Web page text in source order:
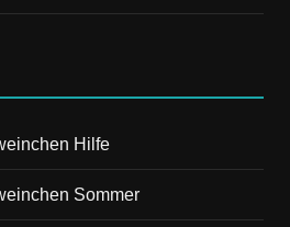
Hilfe
Sommer